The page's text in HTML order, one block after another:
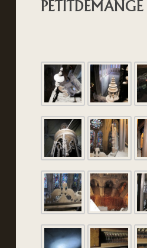
PETITDEMANGE